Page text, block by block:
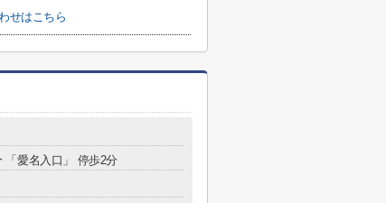
せはこちら
「愛名入口」 停歩2分